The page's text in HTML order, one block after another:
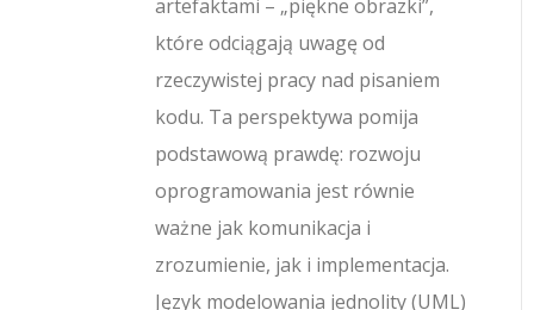
artefaktami – „piękne obrazki”,
które odciągają uwagę od
rzeczywistej pracy nad pisaniem
kodu. Ta perspektywa pomija
podstawową prawdę: rozwoju
oprogramowania jest równie
ważne jak komunikacja i
zrozumienie, jak i implementacja.
Język modelowania jednolity (UML)